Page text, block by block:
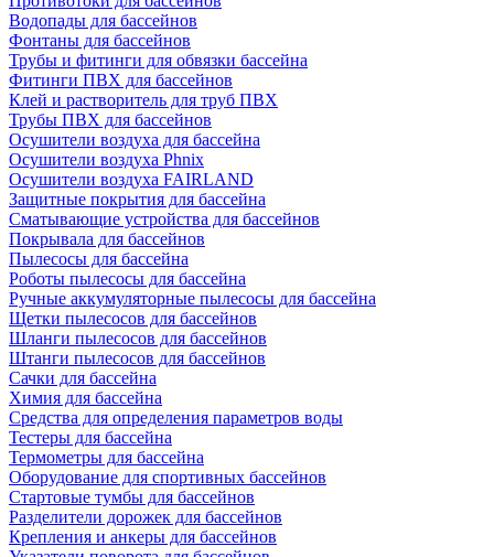
Водопады для бассейнов
Фонтаны для бассейнов
Трубы и фитинги для обвязки бассейна
Фитинги ПВХ для бассейнов
Клей и растворитель для труб ПВХ
Трубы ПВХ для бассейнов
Осушители воздуха для бассейна
Осушители воздуха Phnix
Осушители воздуха FAIRLAND
Защитные покрытия для бассейна
Сматывающие устройства для бассейнов
Покрывала для бассейнов
Пылесосы для бассейна
Роботы пылесосы для бассейна
Ручные аккумуляторные пылесосы для бассейна
Щетки пылесосов для бассейнов
Шланги пылесосов для бассейнов
Штанги пылесосов для бассейнов
Сачки для бассейна
Химия для бассейна
Средства для определения параметров воды
Тестеры для бассейна
Термометры для бассейна
Оборудование для спортивных бассейнов
Стартовые тумбы для бассейнов
Разделители дорожек для бассейнов
Крепления и анкеры для бассейнов